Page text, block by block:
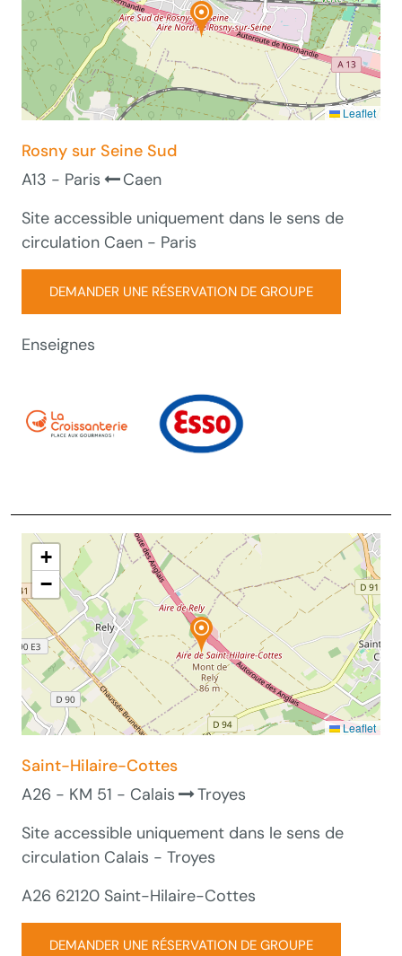
Leaflet
Rosny sur Seine Sud
A13 - Paris
Caen
Site accessible uniquement dans le sens de
circulation Caen - Paris
DEMANDER UNE RÉSERVATION DE GROUPE
Enseignes
+
−
Leaflet
Saint-Hilaire-Cottes
A26 - KM 51 - Calais
Troyes
Site accessible uniquement dans le sens de
circulation Calais - Troyes
A26 62120 Saint-Hilaire-Cottes
DEMANDER UNE RÉSERVATION DE GROUPE